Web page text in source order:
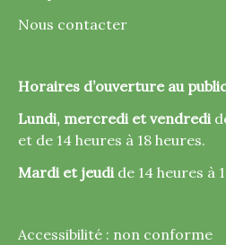
Nous contacter
Horaires d’ouverture au
Lundi, mercredi et vendredi
et de 14 heures à 18 heures.
Mardi et jeudi de 14 heures à
Accessibilité : non conforme